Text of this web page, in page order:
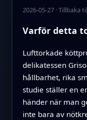
2026-05-27·Tillbaka
Varför detta
Lufttorkade
delikatessen
hållbarhet, rika
studie ställer en
händer när man
inte bara av